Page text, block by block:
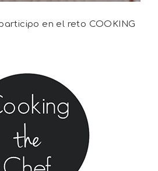
en el reto COOKING